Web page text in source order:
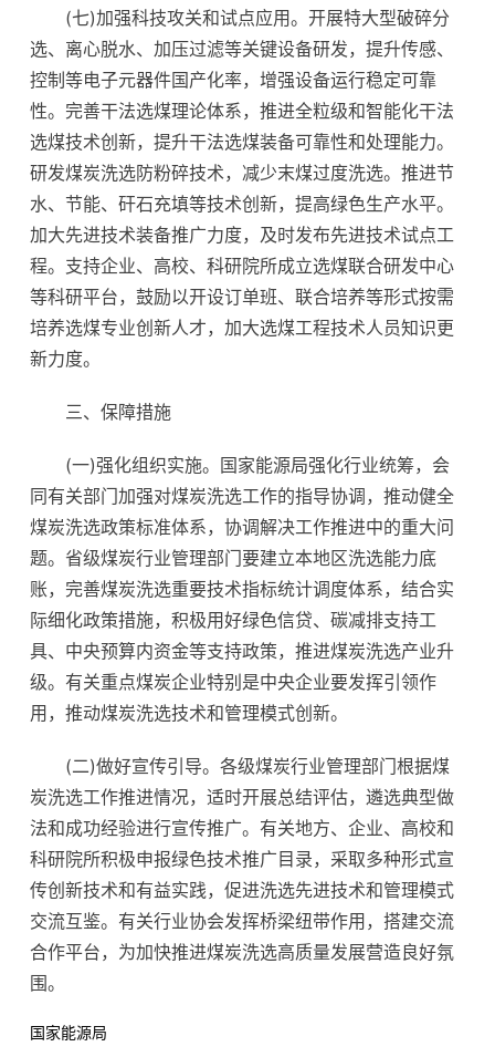
(七)加强科技攻关和试点应用。开展特大型破碎分
选、离心脱水、加压过滤等关键设备研发，提升传感、
控制等电子元器件国产化率，增强设备运行稳定可靠
性。完善干法选煤理论体系，推进全粒级和智能化干法
选煤技术创新，提升干法选煤装备可靠性和处理能力。
研发煤炭洗选防粉碎技术，减少末煤过度洗选。推进节
水、节能、矸石充填等技术创新，提高绿色生产水平。
加大先进技术装备推广力度，及时发布先进技术试点工
程。支持企业、高校、科研院所成立选煤联合研发中心
等科研平台，鼓励以开设订单班、联合培养等形式按需
培养选煤专业创新人才，加大选煤工程技术人员知识更
新力度。
三、保障措施
(一)强化组织实施。国家能源局强化行业统筹，会
同有关部门加强对煤炭洗选工作的指导协调，推动健全
煤炭洗选政策标准体系，协调解决工作推进中的重大问
题。省级煤炭行业管理部门要建立本地区洗选能力底
账，完善煤炭洗选重要技术指标统计调度体系，结合实
际细化政策措施，积极用好绿色信贷、碳减排支持工
具、中央预算内资金等支持政策，推进煤炭洗选产业升
级。有关重点煤炭企业特别是中央企业要发挥引领作
用，推动煤炭洗选技术和管理模式创新。
(二)做好宣传引导。各级煤炭行业管理部门根据煤
炭洗选工作推进情况，适时开展总结评估，遴选典型做
法和成功经验进行宣传推广。有关地方、企业、高校和
科研院所积极申报绿色技术推广目录，采取多种形式宣
传创新技术和有益实践，促进洗选先进技术和管理模式
交流互鉴。有关行业协会发挥桥梁纽带作用，搭建交流
合作平台，为加快推进煤炭洗选高质量发展营造良好氛
围。
国家能源局